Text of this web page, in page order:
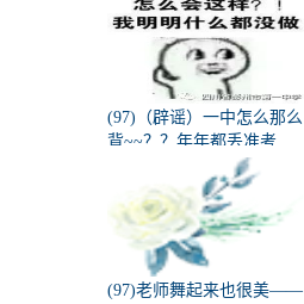
(97)（辟谣）一中怎么那么
背~~？？年年都丢准考
(97)老师舞起来也很美——